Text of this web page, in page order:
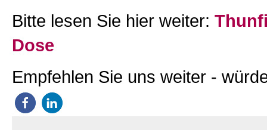
Bitte lesen Sie hier weiter:
Dose
Empfehlen Sie uns weiter -